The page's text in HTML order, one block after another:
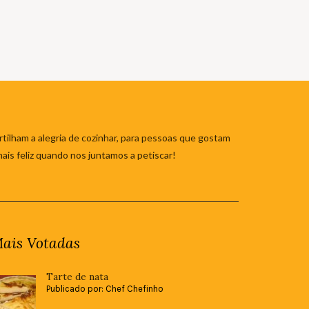
a alegria de cozinhar, para pessoas que gostam
feliz quando nos juntamos a petiscar!
Votadas
Tarte de nata
Publicado por: Chef Chefinho